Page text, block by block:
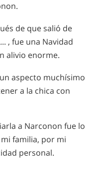
de que salió de
, fue una Navidad
alivio enorme.
aspecto muchísimo
a la chica con
a Narconon fue lo
familia, por mi
personal.